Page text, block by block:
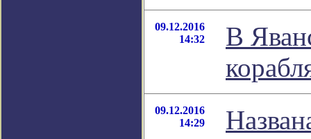
09.12.2016
14:32
В
09.12.2016
14:29